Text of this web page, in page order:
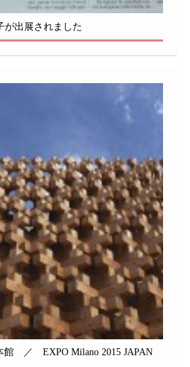
が出展されました
館 ／ EXPO Milano 2015 JAPAN